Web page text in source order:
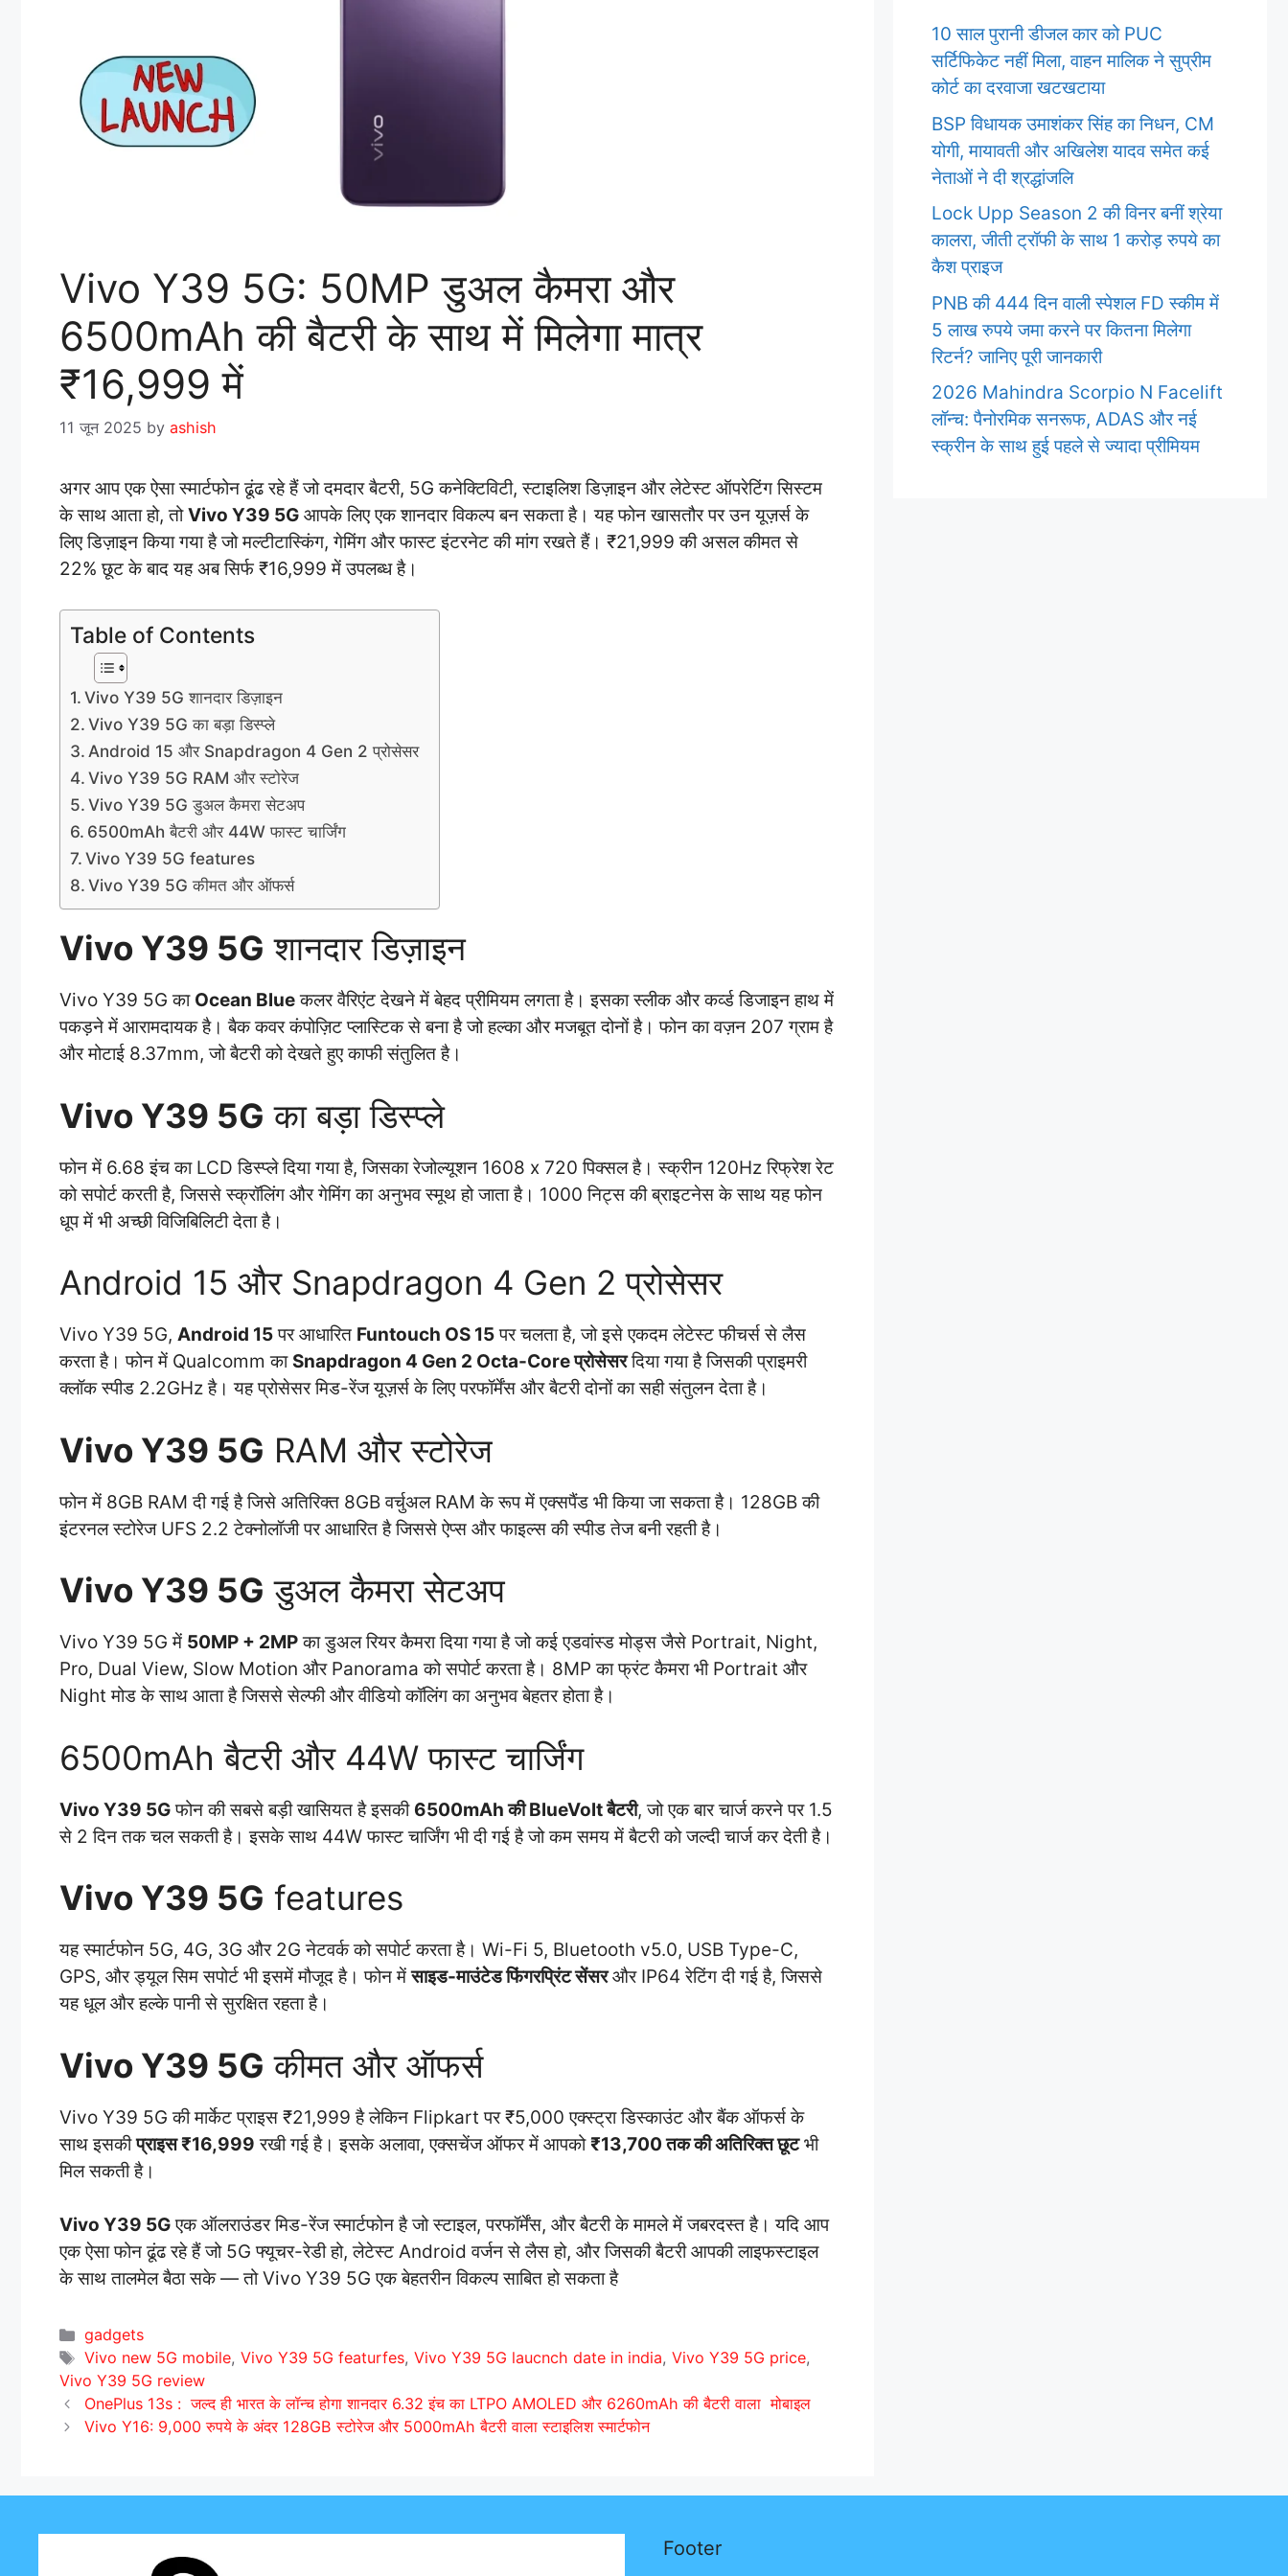
Vivo Y39 5G: 50MP डुअल कैमरा और
6500mAh की बैटरी के साथ में मिलेगा मात्र
₹16,999 में
11 जून 2025 by ashish
अगर आप एक ऐसा स्मार्टफोन ढूंढ रहे हैं जो दमदार बैटरी, 5G कनेक्टिविटी, स्टाइलिश डिज़ाइन और लेटेस्ट ऑपरेटिंग सिस्टम
के साथ आता हो, तोVivo Y39 5G आपके लिए एक शानदार विकल्प बन सकता है। यह फोन खासतौर पर उन यूज़र्स के
लिए डिज़ाइन किया गया है जो मल्टीटास्किंग, गेमिंग और फास्ट इंटरनेट की मांग रखते हैं। ₹21,999 की असल कीमत से
22% छूट के बाद यह अब सिर्फ ₹16,999 में उपलब्ध है।
Table of Contents
Vivo Y39 5G शानदार डिज़ाइन
Vivo Y39 5G का बड़ा डिस्प्ले
Android 15 और Snapdragon 4 Gen 2 प्रोसेसर
Vivo Y39 5G RAM और स्टोरेज
Vivo Y39 5G डुअल कैमरा सेटअप
6500mAh बैटरी और 44W फास्ट चार्जिंग
Vivo Y39 5G features
Vivo Y39 5G कीमत और ऑफर्स
Vivo Y39 5G शानदार डिज़ाइन
Vivo Y39 5G का Ocean Blueकलर वैरिएंट देखने में बेहद प्रीमियम लगता है। इसका स्लीक और कर्व्ड डिजाइन हाथ में
पकड़ने में आरामदायक है। बैक कवर कंपोज़िट प्लास्टिक से बना है जो हल्का और मजबूत दोनों है। फोन का वज़न 207 ग्राम है
और मोटाई 8.37mm, जो बैटरी को देखते हुए काफी संतुलित है।
Vivo Y39 5G का बड़ा डिस्प्ले
फोन में 6.68 इंच का LCD डिस्प्ले दिया गया है, जिसका रेजोल्यूशन 1608 x 720 पिक्सल है। स्क्रीन 120Hz रिफ्रेश रेट
को सपोर्ट करती है, जिससे स्क्रॉलिंग और गेमिंग का अनुभव स्मूथ हो जाता है। 1000 निट्स की ब्राइटनेस के साथ यह फोन
धूप में भी अच्छी विजिबिलिटी देता है।
Android 15 और Snapdragon 4 Gen 2 प्रोसेसर
Vivo Y39 5G, Android 15पर आधारित Funtouch OS 15पर चलता है, जो इसे एकदम लेटेस्ट फीचर्स से लैस
करता है। फोन में Qualcomm का Snapdragon 4 Gen 2 Octa-Core प्रोसेसरदिया गया है जिसकी प्राइमरी
क्लॉक स्पीड 2.2GHz है। यह प्रोसेसर मिड-रेंज यूज़र्स के लिए परफॉर्मेंस और बैटरी दोनों का सही संतुलन देता है।
Vivo Y39 5G RAM और स्टोरेज
फोन में 8GB RAM दी गई है जिसे अतिरिक्त 8GB वर्चुअल RAM के रूप में एक्सपैंड भी किया जा सकता है। 128GB की
इंटरनल स्टोरेज UFS 2.2 टेक्नोलॉजी पर आधारित है जिससे ऐप्स और फाइल्स की स्पीड तेज बनी रहती है।
Vivo Y39 5G डुअल कैमरा सेटअप
Vivo Y39 5G में 50MP + 2MPका डुअल रियर कैमरा दिया गया है जो कई एडवांस्ड मोड्स जैसे Portrait, Night,
Pro, Dual View, Slow Motion और Panorama को सपोर्ट करता है। 8MP का फ्रंट कैमरा भी Portrait और
Night मोड के साथ आता है जिससे सेल्फी और वीडियो कॉलिंग का अनुभव बेहतर होता है।
6500mAh बैटरी और 44W फास्ट चार्जिंग
Vivo Y39 5Gफोन की सबसे बड़ी खासियत है इसकी 6500mAh की BlueVolt बैटरी, जो एक बार चार्ज करने पर 1.5
से 2 दिन तक चल सकती है। इसके साथ 44W फास्ट चार्जिंग भी दी गई है जो कम समय में बैटरी को जल्दी चार्ज कर देती है।
Vivo Y39 5G features
यह स्मार्टफोन 5G, 4G, 3G और 2G नेटवर्क को सपोर्ट करता है। Wi-Fi 5, Bluetooth v5.0, USB Type-C,
GPS, और ड्यूल सिम सपोर्ट भी इसमें मौजूद है। फोन मेंसाइड-माउंटेड फिंगरप्रिंट सेंसरऔर IP64 रेटिंग दी गई है, जिससे
यह धूल और हल्के पानी से सुरक्षित रहता है।
Vivo Y39 5G कीमत और ऑफर्स
Vivo Y39 5G की मार्केट प्राइस ₹21,999 है लेकिन Flipkart पर ₹5,000 एक्स्ट्रा डिस्काउंट और बैंक ऑफर्स के
साथ इसकीप्राइस ₹16,999 रखी गई है। इसके अलावा, एक्सचेंज ऑफर में आपको₹13,700 तक की अतिरिक्त छूटभी
मिल सकती है।
Vivo Y39 5Gएक ऑलराउंडर मिड-रेंज स्मार्टफोन है जो स्टाइल, परफॉर्मेंस, और बैटरी के मामले में जबरदस्त है। यदि आप
एक ऐसा फोन ढूंढ रहे हैं जो 5G फ्यूचर-रेडी हो, लेटेस्ट Android वर्जन से लैस हो, और जिसकी बैटरी आपकी लाइफस्टाइल
के साथ तालमेल बैठा सके — तो Vivo Y39 5G एक बेहतरीन विकल्प साबित हो सकता है
C
a
t
e
g
i
gadgets
T
a
g
s
Vivo new 5G mobile, Vivo Y39 5G featurfes, Vivo Y39 5G laucnch date in india, Vivo Y39 5G price,
Vivo Y39 5G review
OnePlus 13s : जल्द ही भारत के लॉन्च होगा शानदार 6.32 इंच का LTPO AMOLED और 6260mAh की बैटरी वाला मोबाइल
Vivo Y16: 9,000 रुपये के अंदर 128GB स्टोरेज और 5000mAh बैटरी वाला स्टाइलिश स्मार्टफोन
10 साल पुरानी डीजल कार को PUC
सर्टिफिकेट नहीं मिला, वाहन मालिक ने सुप्रीम
कोर्ट का दरवाजा खटखटाया
BSP विधायक उमाशंकर सिंह का निधन, CM
योगी, मायावती और अखिलेश यादव समेत कई
नेताओं ने दी श्रद्धांजलि
Lock Upp Season 2 की विनर बनीं श्रेया
कालरा, जीती ट्रॉफी के साथ 1 करोड़ रुपये का
कैश प्राइज
PNB की 444 दिन वाली स्पेशल FD स्कीम में
5 लाख रुपये जमा करने पर कितना मिलेगा
रिटर्न? जानिए पूरी जानकारी
2026 Mahindra Scorpio N Facelift
लॉन्च: पैनोरमिक सनरूफ, ADAS और नई
स्क्रीन के साथ हुई पहले से ज्यादा प्रीमियम
Footer